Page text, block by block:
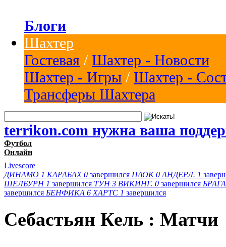
Блоги
Шахтер
Гостевая / Шахтер - Новости
Шахтер - Игры / Шахтер -
Трансферы Шахтера
terrikon.com нужна ваша
Футбол
Онлайн
Livescore
ДИНАМО 1 КАРАБАХ 0 завершился ПАОК 0 АНДЕРЛ. 1
ШЕЛБУРН 1 завершился ТУН 3 ВИКИНГ. 0 завершился БРАГА
завершился БЕНФИКА 6 ХАРТС 1 завершился
Себастьян Кель : Матчи